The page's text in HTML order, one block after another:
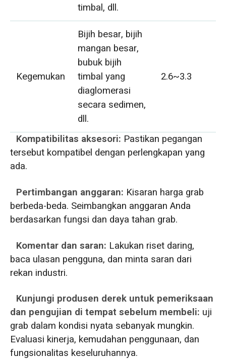
timbal, dll.
Kegemukan
Bijih besar, bijih
mangan besar,
bubuk bijih
timbal yang
diaglomerasi
secara sedimen,
dll.
2.6~3.3
Kompatibilitas aksesori: Pastikan pegangan
tersebut kompatibel dengan perlengkapan yang
ada.
Pertimbangan anggaran: Kisaran harga grab
berbeda-beda. Seimbangkan anggaran Anda
berdasarkan fungsi dan daya tahan grab.
Komentar dan saran: Lakukan riset daring,
baca ulasan pengguna, dan minta saran dari
rekan industri.
Kunjungi produsen derek untuk pemeriksaan
dan pengujian di tempat sebelum membeli: uji
grab dalam kondisi nyata sebanyak mungkin.
Evaluasi kinerja, kemudahan penggunaan, dan
fungsionalitas keseluruhannya.